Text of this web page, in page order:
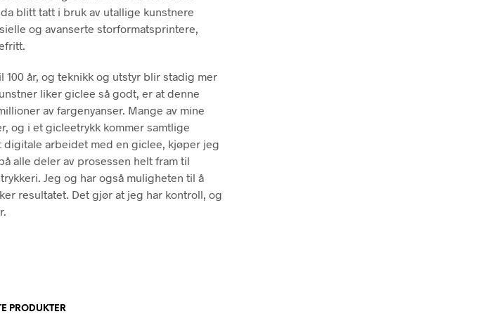
blitt tatt i bruk av utallige kunstnere
og avanserte storformatsprintere,
år, og teknikk og utstyr blir stadig mer
liker giclee så godt, er at denne
av fargenyanser. Mange av mine
og i et gicleetrykk kommer samtlige
arbeidet med en giclee, kjøper jeg
alle deler av prosessen helt fram til
Jeg og har også muligheten til å
resultatet. Det gjør at jeg har kontroll, og
PRODUKTER